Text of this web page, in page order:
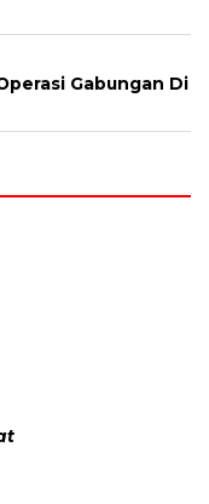
Gabungan Di